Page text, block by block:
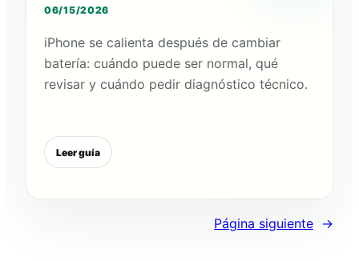
06/15/2026
iPhone se calienta después de cambiar
batería: cuándo puede ser normal, qué
revisar y cuándo pedir diagnóstico técnico.
Leer guía
Página siguiente →